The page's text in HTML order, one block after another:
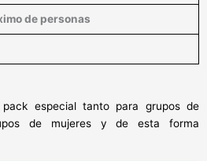
de personas
especial tanto para grupos de
de mujeres y de esta forma